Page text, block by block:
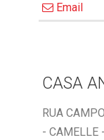
Email
CASA
RUA
- CAMELLE